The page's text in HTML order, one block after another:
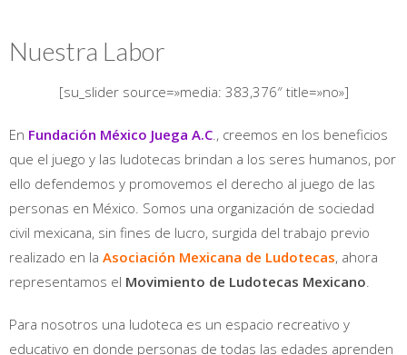
Nuestra Labor
[su_slider source=»media: 383,376″ title=»no»]
En Fundación México Juega A.C., creemos en los beneficios
que el juego y las ludotecas brindan a los seres humanos, por
ello defendemos y promovemos el derecho al juego de las
personas en México. Somos una organización de sociedad
civil mexicana, sin fines de lucro, surgida del trabajo previo
realizado en la Asociación Mexicana de Ludotecas, ahora
representamos el Movimiento de Ludotecas Mexicano.
Para nosotros una ludoteca es un espacio recreativo y
educativo en donde personas de todas las edades aprenden